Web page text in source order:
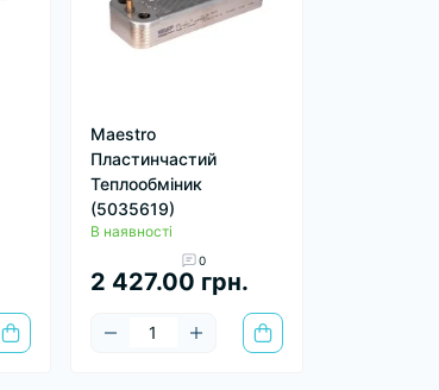
Maestro
Пластинчастий
Теплообміник
(5035619)
В наявності
0
2 427.00 грн.